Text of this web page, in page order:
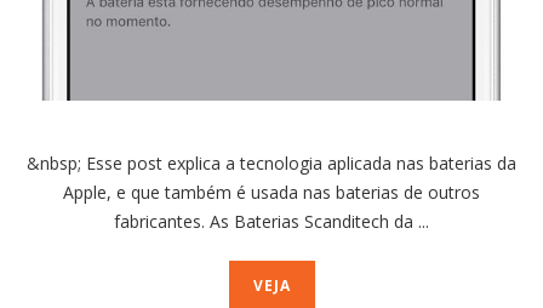
&nbsp; Esse post explica a tecnologia aplicada nas baterias da
Apple, e que também é usada nas baterias de outros
fabricantes. As Baterias Scanditech da ...
VEJA